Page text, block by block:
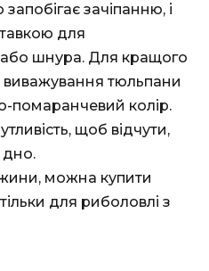
зачіпанню, і
для
або шнура. Для кращого
виважування тюльпани
помаранчевий колір.
щоб відчути,
дно.
можна купити
для риболовлі з